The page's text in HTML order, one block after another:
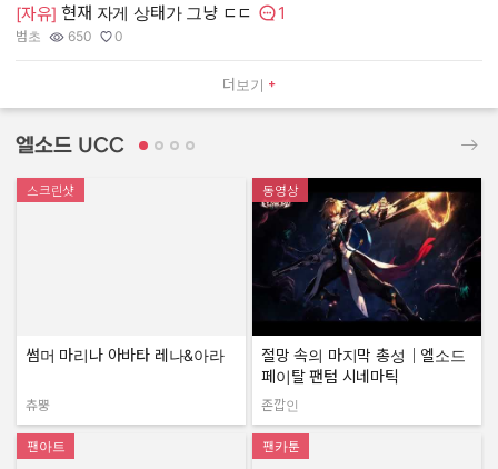
더보기
[자유] 현재 자게 상태가 그냥 ㄷㄷ 댓글수:
1
작성자:
범초
조회수:
650
추천수:
0
엘소드 UCC
스크린샷
썸머 마리나 아바타 레나&아라
작성자:
츄뿡
동영상
절망 속의 마지막 총성｜엘소드
페이탈 팬텀 시네마틱
작성자:
존깝인
팬아트 팬카툰